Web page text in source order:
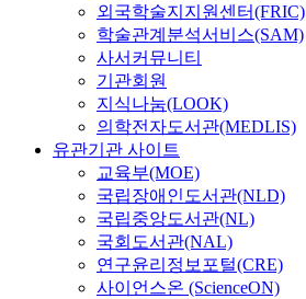
외국학술지지원센터(FRIC)
학술관계분석서비스(SAM)
사서커뮤니티
기관회원
지식나눔(LOOK)
의학전자도서관(MEDLIS)
유관기관 사이트
교육부(MOE)
국립장애인도서관(NLD)
국립중앙도서관(NL)
국회도서관(NAL)
연구윤리정보포털(CRE)
사이언스온 (ScienceON)